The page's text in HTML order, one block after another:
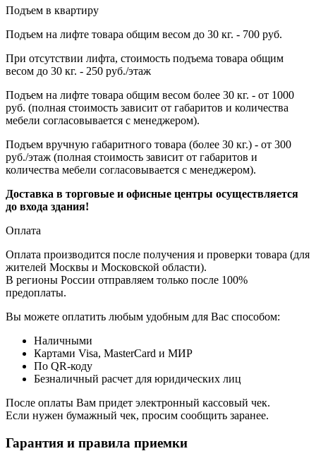
Подъем в квартиру
Подъем на лифте товара общим весом до 30 кг. - 700 руб.
При отсутствии лифта, стоимость подъема товара общим
весом до 30 кг. - 250 руб./этаж
Подъем на лифте товара общим весом более 30 кг. - от 1000
руб. (полная стоимость зависит от габаритов и количества
мебели согласовывается с менеджером).
Подъем вручную габаритного товара (более 30 кг.) - от 300
руб./этаж (полная стоимость зависит от габаритов и
количества мебели согласовывается с менеджером).
Доставка в торговые и офисные центры осуществляется
до входа здания!
Оплата
Оплата производится после получения и проверки товара (для
жителей Москвы и Московской области).
В регионы России отправляем только после 100%
предоплаты.
Вы можете оплатить любым удобным для Вас способом:
Наличными
Картами Visa, MasterCard и МИР
По QR-коду
Безналичный расчет для юридических лиц
После оплаты Вам придет электронный кассовый чек.
Если нужен бумажный чек, просим сообщить заранее.
Гарантия и правила приемки